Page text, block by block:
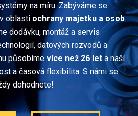
na míru. Zabýváme se
oblasti ochrany majetku a osob.
dodávku, montáž a servis
datových rozvodů a
působíme více než 26 leta naší
a časová flexibilita. S námi se
dohodnete!